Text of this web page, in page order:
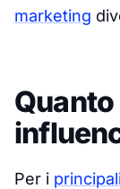
marketing
Per i